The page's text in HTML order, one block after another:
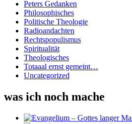
Peters Gedanken
Philosophisches
Politische Theologie
Radioandachten
Rechtspopulismus
Spiritualität
Theologisches
Totaaal ernst gemeint…
Uncategorized
was ich noch mache